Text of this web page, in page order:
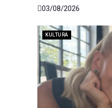
03/08/2026
KULTURA